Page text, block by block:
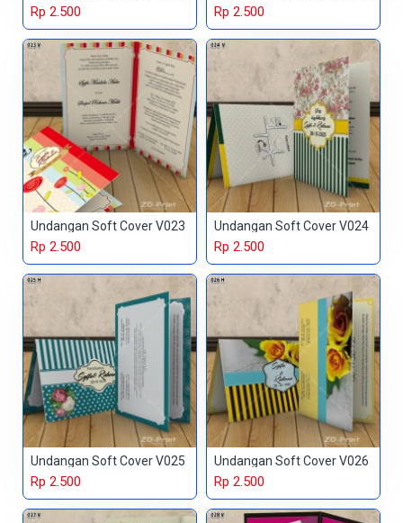
Rp 2.500 Rp 2.500
Undangan Soft Cover V023
Rp 2.500
Undangan Soft Cover V024
Rp 2.500
Undangan Soft Cover V025
Rp 2.500
Undangan Soft Cover V026
Rp 2.500